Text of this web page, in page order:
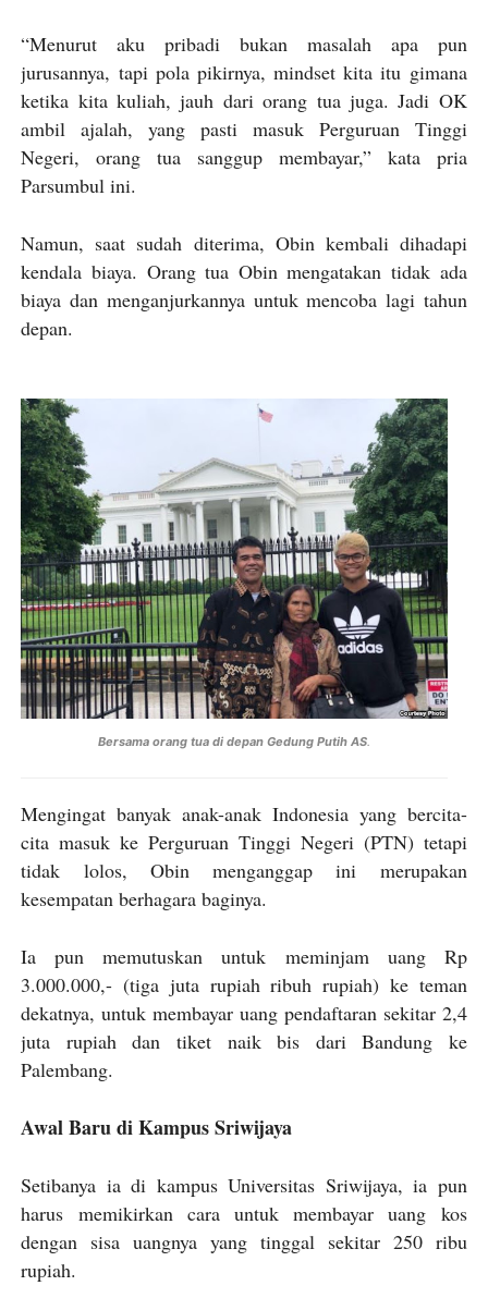
“Menurut aku pribadi bukan masalah apa pun
jurusannya, tapi pola pikirnya, mindset kita itu gimana
ketika kita kuliah, jauh dari orang tua juga. Jadi OK
ambil ajalah, yang pasti masuk Perguruan Tinggi
Negeri, orang tua sanggup membayar,” kata pria
Parsumbul ini.
Namun, saat sudah diterima, Obin kembali dihadapi
kendala biaya. Orang tua Obin mengatakan tidak ada
biaya dan menganjurkannya untuk mencoba lagi tahun
depan.
Bersama orang tua di depan Gedung Putih AS
Mengingat banyak anak-anak Indonesia yang bercita-
cita masuk ke Perguruan Tinggi Negeri (PTN) tetapi
tidak lolos, Obin menganggap ini merupakan
kesempatan berhagara baginya.
Ia pun memutuskan untuk meminjam uang Rp
3.000.000,- (tiga juta rupiah ribuh rupiah) ke teman
dekatnya, untuk membayar uang pendaftaran sekitar 2,4
juta rupiah dan tiket naik bis dari Bandung ke
Palembang.
Awal Baru di Kampus Sriwijaya
Setibanya ia di kampus Universitas Sriwijaya, ia pun
harus memikirkan cara untuk membayar uang kos
dengan sisa uangnya yang tinggal sekitar 250 ribu
rupiah.